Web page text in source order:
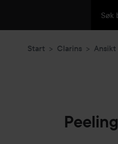
Start Clarins Ansikt
Peeling